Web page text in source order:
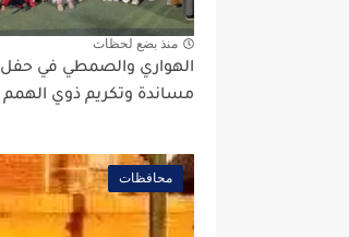
منذ بضع لحظات
الهواري والصمطي في حفل
مساندة وتكريم ذوي الهمم
محافظات